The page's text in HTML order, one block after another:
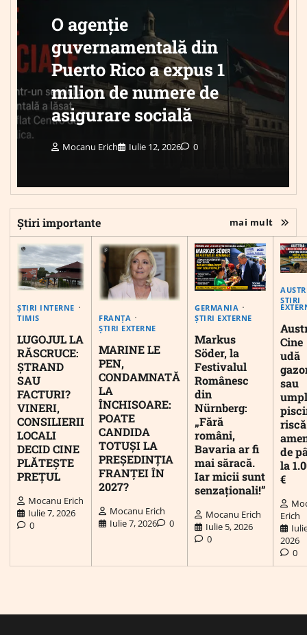
O agenție
guvernamentală din
Puerto Rico a expus 1
milion de numere de
asigurare socială
Mocanu Erich Iulie 12, 2026 0
Știri importante mai mult
ȘTIRI INTERNE
TIMIS
LUGOJUL LA
RĂSCRUCE:
ȘTRAND
SAU
FACTURI?
VINERI,
CONSILIERII
LOCALI
DECID CINE
PLĂTEȘTE
PREȚUL
Mocanu Erich
Iulie 7, 2026
0
FRANȚA
ȘTIRI EXTERNE
MARINE LE
PEN,
CONDAMNATĂ
LA
ÎNCHISOARE:
POATE
CANDIDA
TOTUȘI LA
PREȘEDINȚIA
FRANȚEI ÎN
2027?
Mocanu Erich
Iulie 7, 2026
0
GERMANIA
ȘTIRI EXTERNE
Markus
Söder, la
Festivalul
Românesc
din
Nürnberg:
„Fără
români,
Bavaria ar fi
mai săracă.
Iar micii sunt
senzaționali!”
Mocanu Erich
Iulie 5, 2026
0
ȘTIRI
Cine
udă
sau
riscă
de
la
€
Erich
2026
0